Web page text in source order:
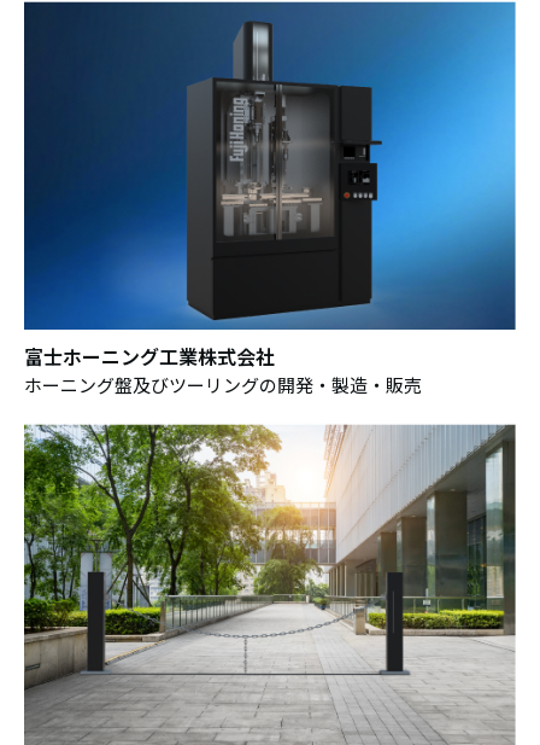
富士ホーニング工業株式会社
ホーニング盤及びツーリングの開発・製造・販売